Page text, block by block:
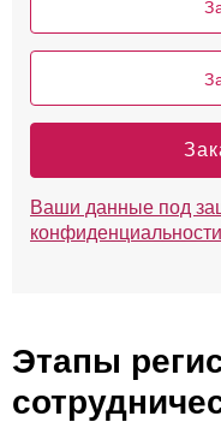
Ваши данные под
конфиденциальности
Этапы